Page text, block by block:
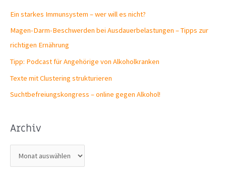
Ein starkes Immunsystem – wer will es nicht?
Magen-Darm-Beschwerden bei Ausdauerbelastungen – Tipps zur
richtigen Ernährung
Tipp: Podcast für Angehörige von Alkoholkranken
Texte mit Clustering strukturieren
Suchtbefreiungs­kongress – online gegen Alkohol!
Archiv
r